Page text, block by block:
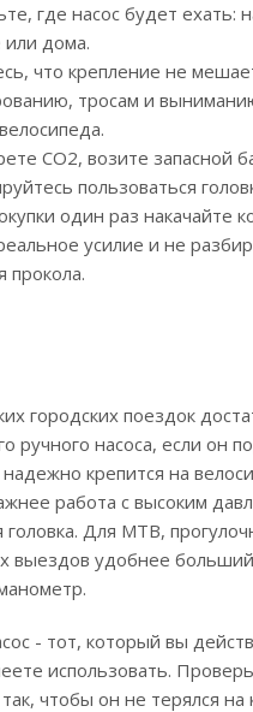
где насос будет ехать:
или дома.
что крепление не
тросам и
CO2, возите запасной
пользоваться
один раз накачайте
усилие и не
прокола.
городских поездок
ручного насоса, если он
крепится на
работа с высоким
головка. Для MTB,
выездов удобнее
- тот, который вы
использовать.
чтобы он не терялся